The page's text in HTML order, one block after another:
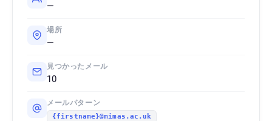
—
場所
—
見つかったメール
10
メールパターン
{firstname}@mimas.ac.uk